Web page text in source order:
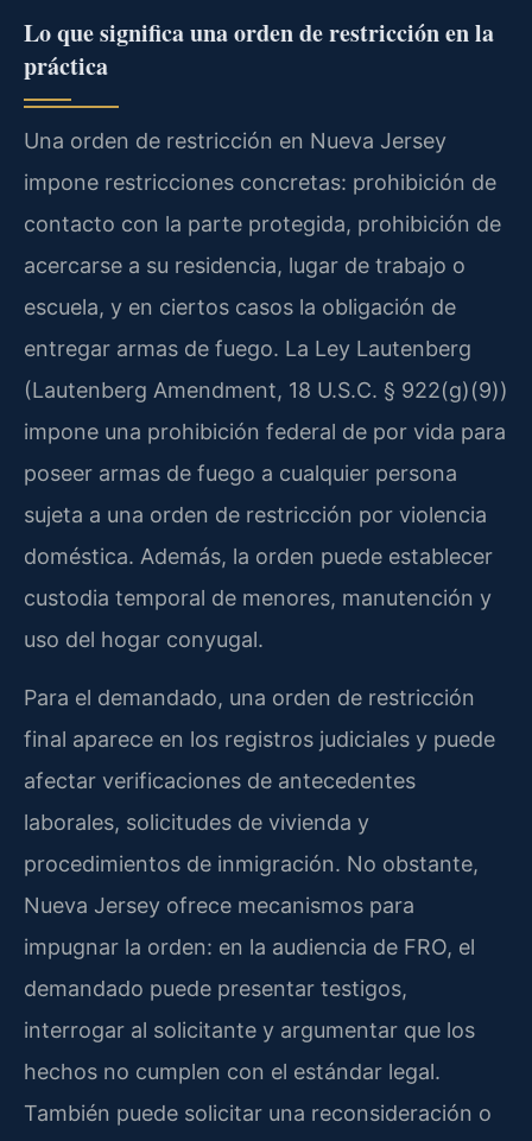
Lo que significa una orden de restricción en la
práctica
Una orden de restricción en Nueva Jersey
impone restricciones concretas: prohibición de
contacto con la parte protegida, prohibición de
acercarse a su residencia, lugar de trabajo o
escuela, y en ciertos casos la obligación de
entregar armas de fuego. La Ley Lautenberg
(Lautenberg Amendment, 18 U.S.C. § 922(g)(9))
impone una prohibición federal de por vida para
poseer armas de fuego a cualquier persona
sujeta a una orden de restricción por violencia
doméstica. Además, la orden puede establecer
custodia temporal de menores, manutención y
uso del hogar conyugal.
Para el demandado, una orden de restricción
final aparece en los registros judiciales y puede
afectar verificaciones de antecedentes
laborales, solicitudes de vivienda y
procedimientos de inmigración. No obstante,
Nueva Jersey ofrece mecanismos para
impugnar la orden: en la audiencia de FRO, el
demandado puede presentar testigos,
interrogar al solicitante y argumentar que los
hechos no cumplen con el estándar legal.
También puede solicitar una reconsideración o